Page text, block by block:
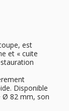
est
et « cuite
Disponible
Ø 82 mm, son